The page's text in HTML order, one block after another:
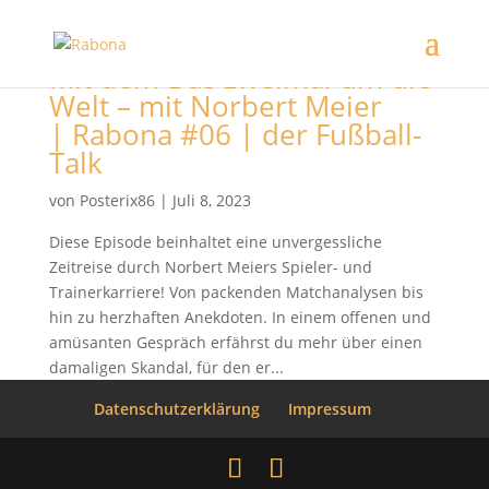
Mit dem Bus zweimal um die
Welt – mit Norbert Meier
| Rabona #06 | der Fußball-
Talk
von Posterix86| Juli 8, 2023
Diese Episode beinhaltet eine unvergessliche
Zeitreise durch Norbert Meiers Spieler- und
Trainerkarriere! Von packenden Matchanalysen bis
hin zu herzhaften Anekdoten. In einem offenen und
amüsanten Gespräch erfährst du mehr über einen
damaligen Skandal, für den er...
Datenschutzerklärung
Impressum